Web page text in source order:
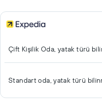
Çift ​Kişilik Oda, yatak türü
Standart oda, yatak türü